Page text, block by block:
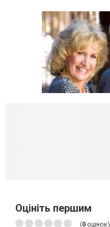
Оцініть першим
(0 оцінок)